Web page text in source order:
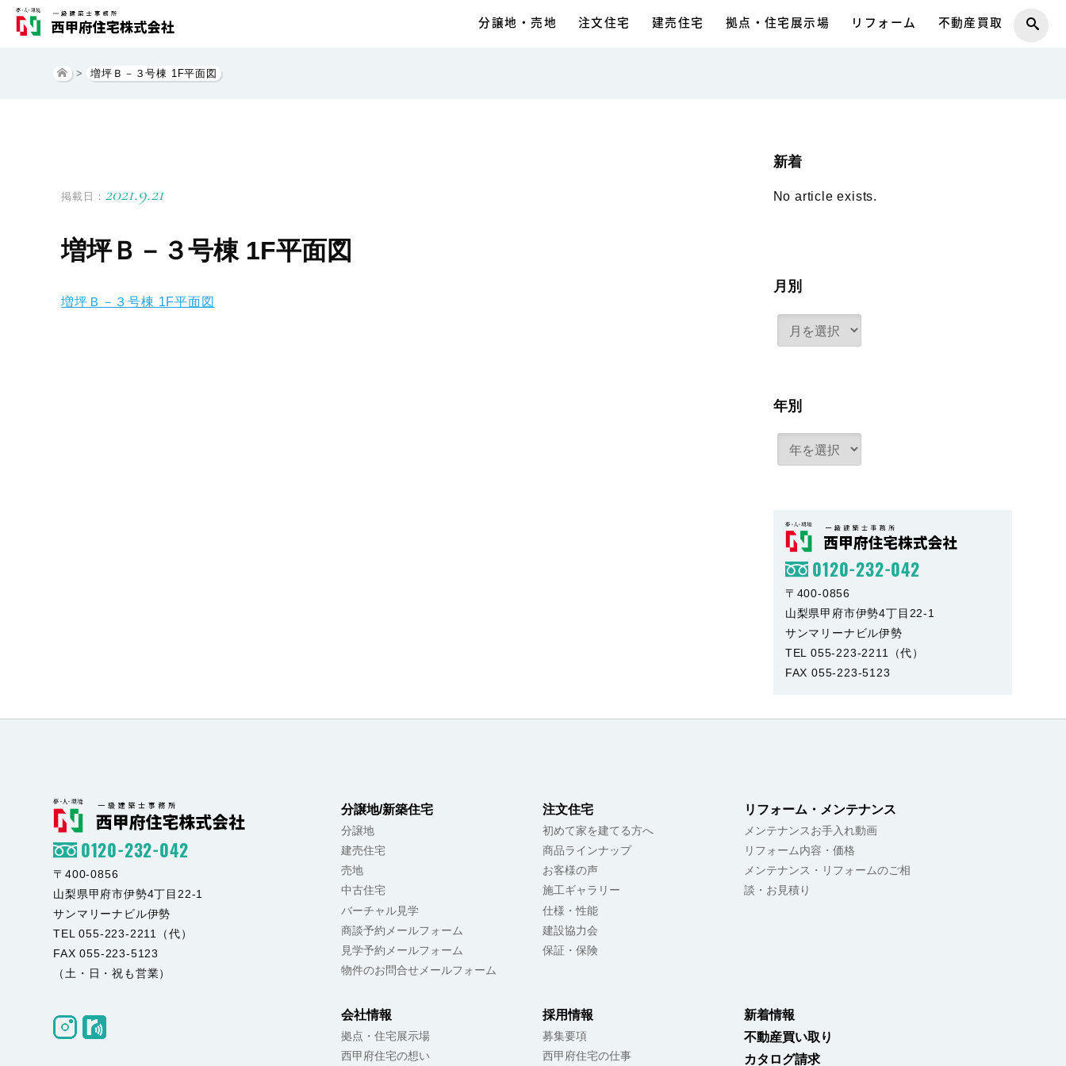
分譲地・売地 注文住宅 建売住宅 拠点・住宅展示場 リフォーム 不動産買取
> 増坪Ｂ－３号棟 1F平面図
掲載日： 2021.9.21
増坪Ｂ－３号棟 1F平面図
増坪Ｂ－３号棟 1F平面図
新着
No article exists.
月別
年別
0120-232-042
〒400-0856
山梨県甲府市伊勢4丁目22-1
サンマリーナビル伊勢
TEL 055-223-2211（代）
FAX 055-223-5123
分譲地/新築住宅
分譲地
建売住宅
売地
中古住宅
バーチャル見学
商談予約メールフォーム
見学予約メールフォーム
物件のお問合せメールフォーム
注文住宅
初めて家を建てる方へ
商品ラインナップ
お客様の声
施工ギャラリー
仕様・性能
建設協力会
保証・保険
リフォーム・メンテナンス
メンテナンスお手入れ動画
リフォーム内容・価格
メンテナンス・リフォームのご相
談・お見積り
会社情報
拠点・住宅展示場
西甲府住宅の想い
採用情報
募集要項
西甲府住宅の仕事
新着情報
不動産買い取り
カタログ請求
0120-232-042
〒400-0856
山梨県甲府市伊勢4丁目22-1
サンマリーナビル伊勢
TEL 055-223-2211（代）
FAX 055-223-5123
（土・日・祝も営業）